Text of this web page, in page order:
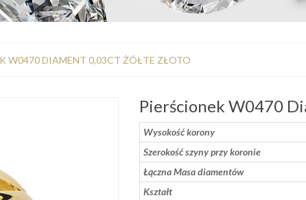
W0470 DIAMENT 0,03CT ŻÓŁTE ZŁOTO
Pierścionek W0470
Wysokość korony
Szerokość szyny przy koronie
Łączna Masa diamentów
Kształt